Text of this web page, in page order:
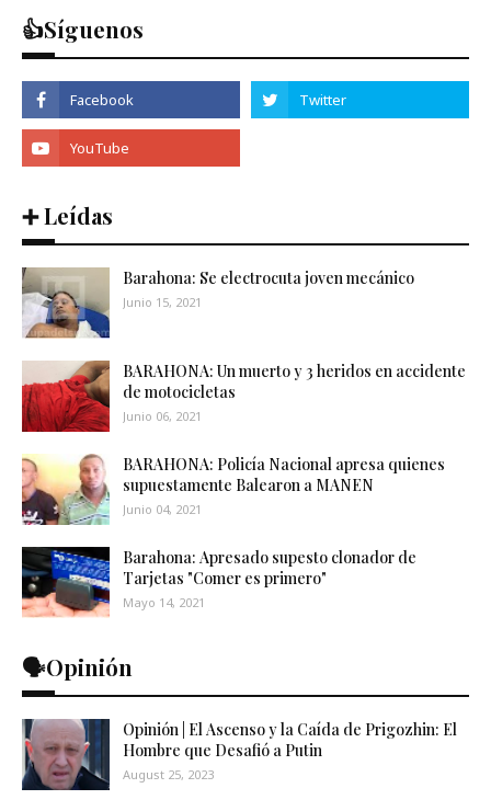
👍Síguenos
➕ Leídas
Barahona: Se electrocuta joven mecánico
Junio 15, 2021
BARAHONA: Un muerto y 3 heridos en accidente
de motocicletas
Junio 06, 2021
BARAHONA: Policía Nacional apresa quienes
supuestamente Balearon a MANEN
Junio 04, 2021
Barahona: Apresado supesto clonador de
Tarjetas "Comer es primero"
Mayo 14, 2021
🗣️Opinión
Opinión | El Ascenso y la Caída de Prigozhin: El
Hombre que Desafió a Putin
August 25, 2023